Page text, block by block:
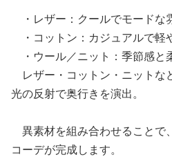
・レザー：クールでモードな
・コットン：カジュアルで軽
・ウール／ニット：季節感と
レザー・コットン・ニットな
光の反射で奥行きを演出。
異素材を組み合わせることで
コーデが完成します。